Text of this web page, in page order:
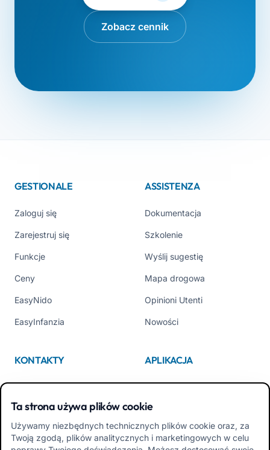
Zobacz cennik
GESTIONALE
Zaloguj się
Zarejestruj się
Funkcje
Ceny
EasyNido
EasyInfanzia
ASSISTENZA
Dokumentacja
Szkolenie
Wyślij sugestię
Mapa drogowa
Opinioni Utenti
Nowości
KONTAKTY
Kim jesteśmy
Contattaci
Tel +39 02 84152514
APLIKACJA
App Store
Google Play
Pobierz APK Aplikacja dla
Rodzin
Ta strona używa plików cookie
Używamy niezbędnych technicznych plików cookie oraz, za
Twoją zgodą, plików analitycznych i marketingowych w celu